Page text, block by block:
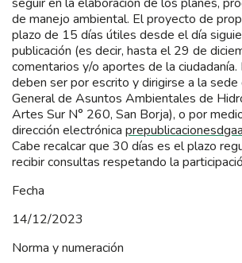
de manejo ambiental. El proyecto de
plazo de 15 días útiles desde el día
publicación (es decir, hasta el 29 de
comentarios y/o aportes de la
deben ser por escrito y dirigirse a la sede
General de Asuntos Ambientales de
Artes Sur N° 260, San Borja), o por
dirección electrónica
Cabe recalcar que 30 días es el plazo
recibir consultas respetando la
Fecha
14/12/2023
Norma y numeración